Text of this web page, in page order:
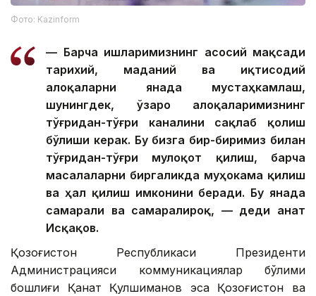
Фото: Kazinform
— Барча ишларимизнинг асосий мақсади
тарихий, маданий ва иқтисодий
алоқаларни янада мустаҳкамлаш,
шунингдек, ўзаро алоқаларимизнинг
тўғридан-тўғри каналини сақлаб қолиш
бўлиши керак. Бу бизга бир-биримиз билан
тўғридан-тўғри мулоқот қилиш, барча
масалаларни биргаликда муҳокама қилиш
ва ҳал қилиш имконини беради. Бу янада
самарали ва самаралироқ, — деди Қанат
Исқақов.
Қозоғистон Республикаси Президенти
Администрацияси коммуникациялар бўлими
бошлиғи Қанат Қулшиманов эса Қозоғистон ва